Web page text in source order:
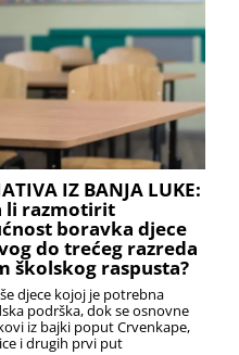
IZ BANJA LUKE:
li razmotirit
boravka djece
do trećeg razreda
školskog raspusta?
djece kojoj je potrebna
podrška, dok se osnovne
iz bajki poput Crvenkape,
i drugih prvi put